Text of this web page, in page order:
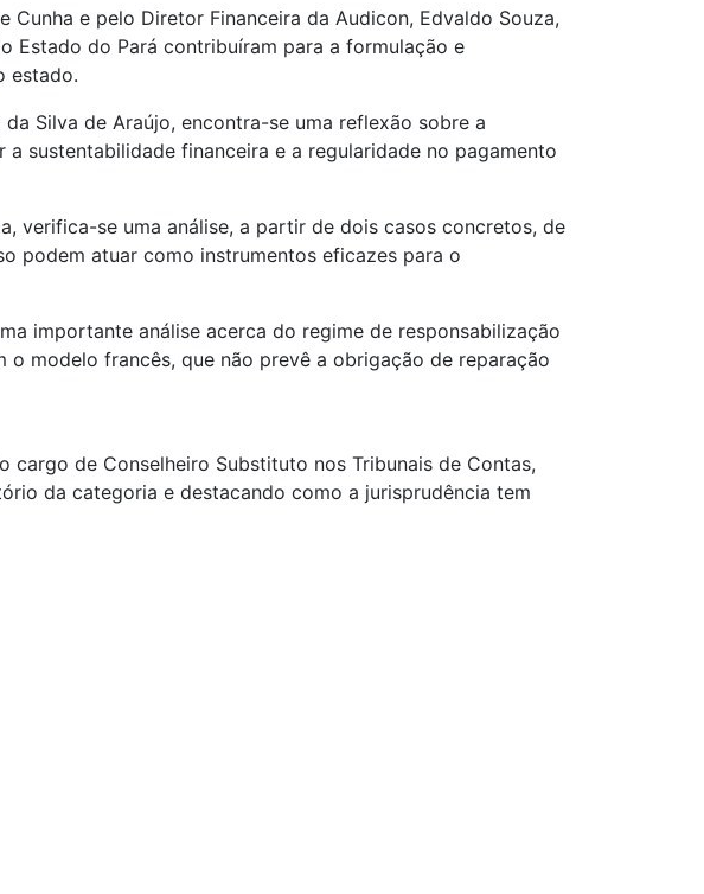
e pelo Diretor Financeira da Audicon, Edvaldo Souza,
Estado do Pará contribuíram para a formulação e
estado.
Silva de Araújo, encontra-se uma reflexão sobre a
sustentabilidade financeira e a regularidade no pagamento
verifica-se uma análise, a partir de dois casos concretos, de
podem atuar como instrumentos eficazes para o
importante análise acerca do regime de responsabilização
modelo francês, que não prevê a obrigação de reparação
cargo de Conselheiro Substituto nos Tribunais de Contas,
da categoria e destacando como a jurisprudência tem